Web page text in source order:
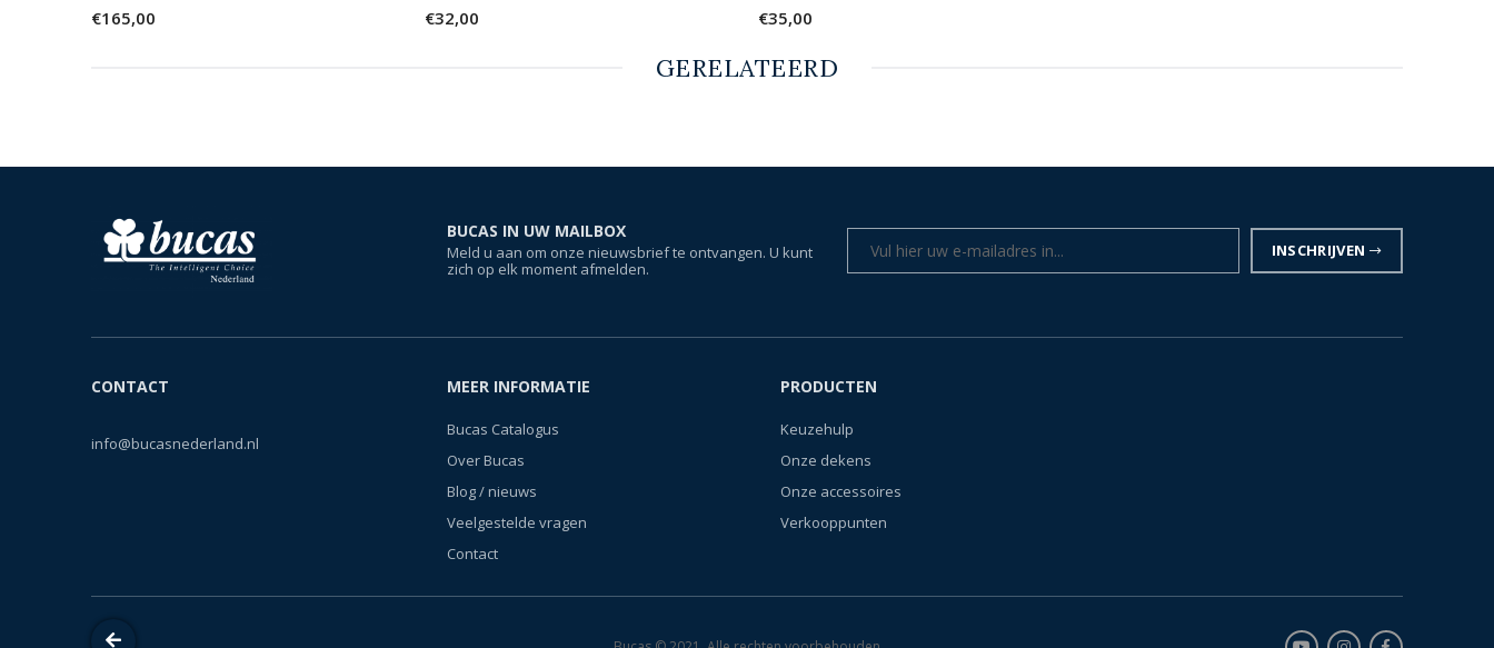
€165,00 €32,00 €35,00
GERELATEERD
BUCAS IN UW MAILBOX
Meld u aan om onze nieuwsbrief te ontvangen. U kunt
zich op elk moment afmelden.
INSCHRIJVEN
CONTACT
info@bucasnederland.nl
MEER INFORMATIE
Bucas Catalogus
Over Bucas
Blog / nieuws
Veelgestelde vragen
Contact
PRODUCTEN
Keuzehulp
Onze dekens
Onze accessoires
Verkooppunten